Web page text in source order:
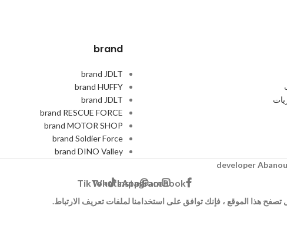
brand
brand JDLT
brand HUFFY
brand JDLT
brand RESCUE FORCE
brand MOTOR SHOP
brand Soldier Force
brand DINO Valley
Facebook
Instagram
WhatsApp
TikTok
هذا الموقع ، فإنك توافق على استخدامنا لملفات تعريف الارتباط.